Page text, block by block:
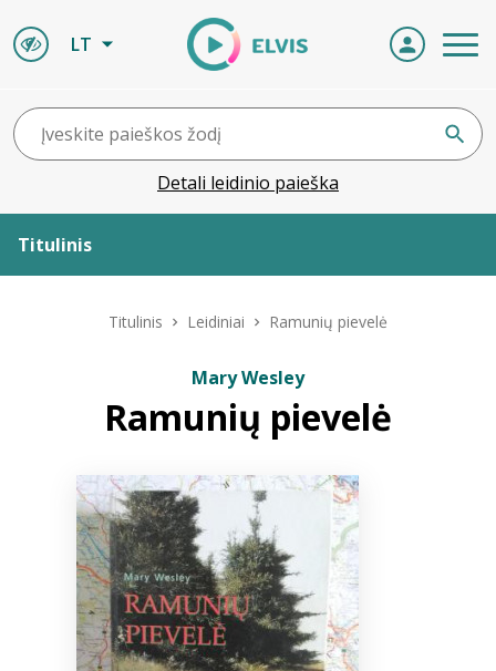
LT
Detali leidinio paieška
Titulinis
ELVIS atvyksta
Naujienos
Bibliotekoms
Titulinis Leidiniai Ramunių pievelė
Mary Wesley
Ramunių pievelė